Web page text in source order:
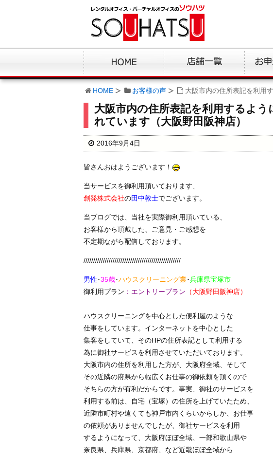
HOME お客様の声 大阪市内の住所表記を利用
大阪市内の住所表記を利用するよ
れています（大阪野田阪神店）
2016年9月4日
皆さんおはようございます！
当サービスを御利用頂いております、
創発株式会社の田中敦士でございます。
当ブログでは、当社を実際御利用頂いている、
お客様から頂戴した、ご意見・ご感想を
不定期ながら配信しております。
//////////////////////////////////////////////////
男性･35歳･ハウスクリーニング業･兵庫県宝塚市
御利用プラン ：エントリープラン （大阪野田阪神店）
ハウスクリーニングを中心とした便利屋のような
仕事をしています。インターネットを中心とした
集客をしていて、そのHPの住所表記として利用する
為に御社サービスを利用させていただいております。
大阪市内の住所を利用した方が、大阪府全域、そして
その近隣の府県から幅広くお仕事の御依頼を頂くので
そちらの方が有利だからです。事実、御社のサービスを
利用する前は、自宅（宝塚）の住所を上げていたため、
近隣市町村や遠くても神戸市内くらいからしか、お仕事
の依頼がありませんでしたが、御社サービスを利用
するようになって、大阪府ほぼ全域、一部和歌山県や
奈良県、兵庫県、京都府、など近畿ほぼ全域から